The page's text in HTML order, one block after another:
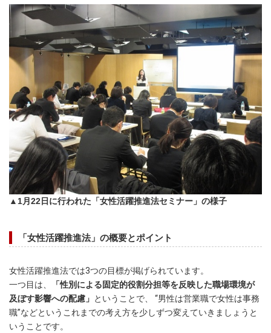
▲1月22日に行われた「女性活躍推進法セミナー」の様子
「女性活躍推進法」の概要とポイント
女性活躍推進法では3つの目標が掲げられています。
一つ目は、
「性別による固定的役割分担等を反映した職場環境が
及ぼす影響への配慮」 ということで、 “男性は営業職で女性は事務
職”などというこれまでの考え方を少しずつ変えていきましょうと
いうことです。